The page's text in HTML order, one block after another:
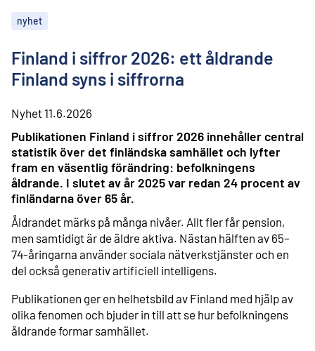
nyhet
Finland i siffror 2026: ett åldrande
Finland syns i siffrorna
Nyhet 11.6.2026
Publikationen Finland i siffror 2026 innehåller central
statistik över det finländska samhället och lyfter
fram en väsentlig förändring: befolkningens
åldrande. I slutet av år 2025 var redan 24 procent av
finländarna över 65 år.
Åldrandet märks på många nivåer. Allt fler får pension,
men samtidigt är de äldre aktiva. Nästan hälften av 65–
74-åringarna använder sociala nätverkstjänster och en
del också generativ artificiell intelligens.
Publikationen ger en helhetsbild av Finland med hjälp av
olika fenomen och bjuder in till att se hur befolkningens
åldrande formar samhället.